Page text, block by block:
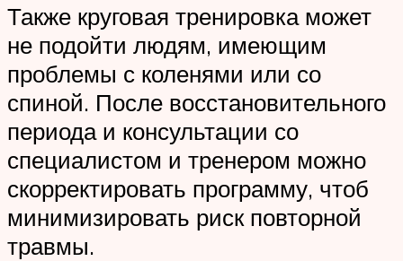
Также круговая тренировка может
не подойти людям, имеющим
проблемы с коленями или со
спиной. После восстановительного
периода и консультации со
специалистом и тренером можно
скорректировать программу, чтоб
минимизировать риск повторной
травмы.